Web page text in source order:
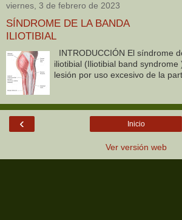
viernes, 3 de febrero de 2023
SÍNDROME DE LA BANDA
ILIOTIBIAL
INTRODUCCIÓN El síndrome
iliotibial (Iliotibial band syndrome
lesión por uso excesivo de la
‹ Inicio
Ver versión web